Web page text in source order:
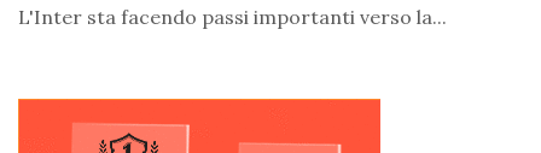
L'Inter sta facendo passi importanti verso la...